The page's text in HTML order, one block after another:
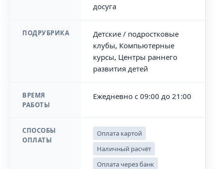
досуга
ПОДРУБРИКА
Детские / подростковые
клубы, Компьютерные
курсы, Центры раннего
развития детей
ВРЕМЯ
РАБОТЫ
Ежедневно с 09:00 до 21:00
СПОСОБЫ
ОПЛАТЫ
Оплата картой
Наличный расчёт
Оплата через банк